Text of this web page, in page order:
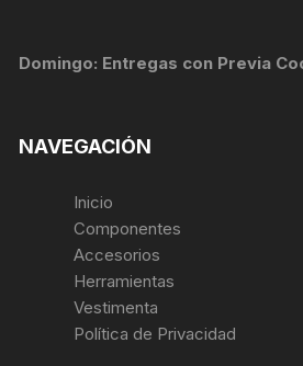
Domingo: Entregas con Previa
NAVEGACIÓN
Inicio
Componentes
Accesorios
Herramientas
Vestimenta
Política de Privacidad